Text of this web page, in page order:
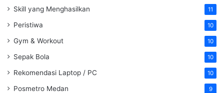
Skill yang Menghasilkan 11
Peristiwa 10
Gym & Workout 10
Sepak Bola 10
Rekomendasi Laptop / PC 10
Posmetro Medan 9